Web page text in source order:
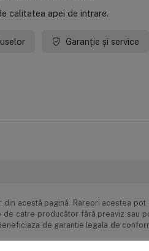
calitatea apei de intrare.
Garanție și service
acestă pagină. Rareori acestea
catre producător fără preaviz sau
de garantie legala de